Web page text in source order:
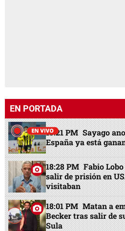
EN PORTADA
15:21 PM Sayago
España ya está
18:28 PM Fabio
salir de prisión en
visitaban
18:01 PM Matan a
Becker tras salir de
Sula